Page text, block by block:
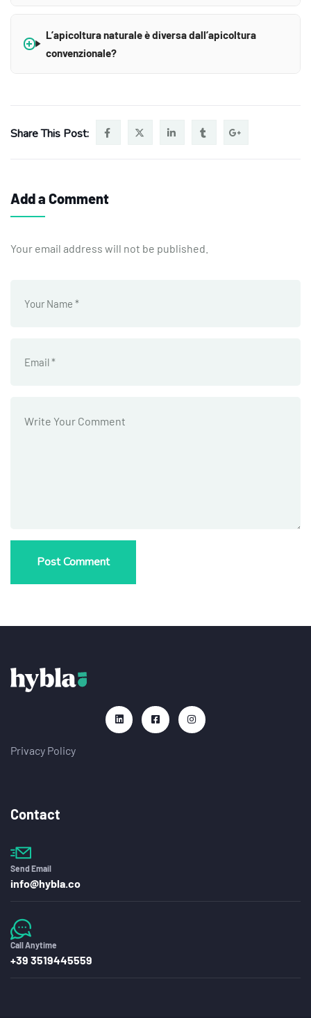
L’apicoltura naturale è diversa dall’apicoltura
convenzionale?
Share This Post:
Add a Comment
Your email address will not be published.
Privacy Policy
Contact
Send Email
info@hybla.co
Call Anytime
+39 3519445559